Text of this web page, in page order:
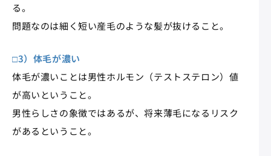
る。
問題なのは細く短い産毛のような髪が抜けること。
□3）体毛が濃い
体毛が濃いことは男性ホルモン（テストステロン）値
が高いということ。
男性らしさの象徴ではあるが、将来薄毛になるリスク
があるということ。